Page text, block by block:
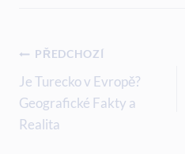
Navigace
Pro
Příspěvek
PŘEDCHOZÍ
Je Turecko v Evropě?
Geografické Fakty a
Realita